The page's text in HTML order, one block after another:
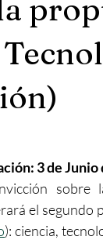
3 de Junio
sobre
el segundo
): ciencia,